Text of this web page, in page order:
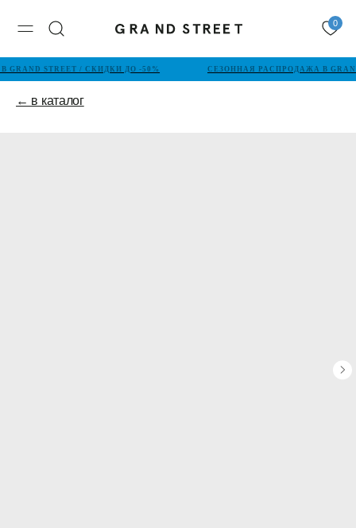
0
STREET / СКИДКИ ДО -50% СЕЗОННАЯ РАСПРОДАЖА В
← в каталог